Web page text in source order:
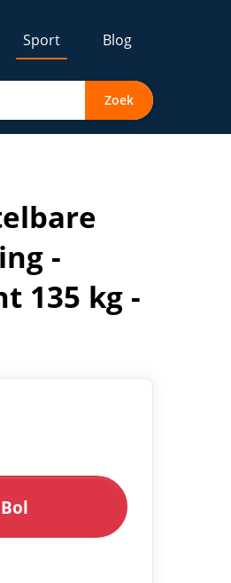
Sport Blog
Zoek
135 kg - Fietstrainer -
-
135 kg -